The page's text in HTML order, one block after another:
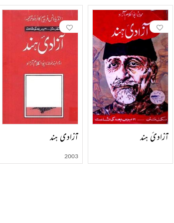
چھوڑو‘ اور ’خلافت تحریک‘ میں بھی حصہ لیا۔ مہاتما گاندھی،
گاندھی کے افکار و نظریات کی تشہیر کے لیے انہوں نے پورے ملک کا دورہ کیا۔
رہے، تحریک آزادی کے دوران انہیں جیل کی مشقتیں بھی سہنی پڑیں۔ اس
کی حیثیت سے بہت اہم کارنامے انجام دیے۔ یونیورسٹی گرانٹ کمیشن
بھی تھے۔ انہوں نے شاعری بھی کی، انشائیے بھی لکھے، سائنسی مضامین
قید کے دوران انہوں نے تحریر کی تھی۔ اس میں وہ سارے خطوط ہیں جو
اور ان کے کوائف جاننے کے لیے بہترین ماخذ ہے۔
اور اسی ذہانت، لیاقت اور مجموعی خدمات کے اعتراف میں انہیں ’بھارت
آزادیٔ ہند آزادی ہند
2003